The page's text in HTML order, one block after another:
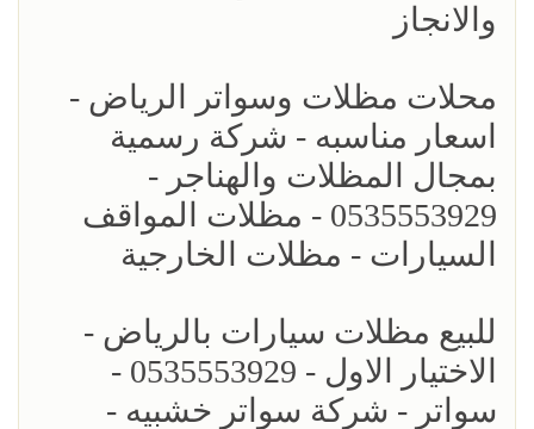
والانجاز
محلات مظلات وسواتر الرياض -
اسعار مناسبه - شركة رسمية
بمجال المظلات والهناجر -
0535553929 - مظلات المواقف
السيارات - مظلات الخارجية
للبيع مظلات سيارات بالرياض -
الاختيار الاول - 0535553929 -
سواتر - شركة سواتر خشبيه -